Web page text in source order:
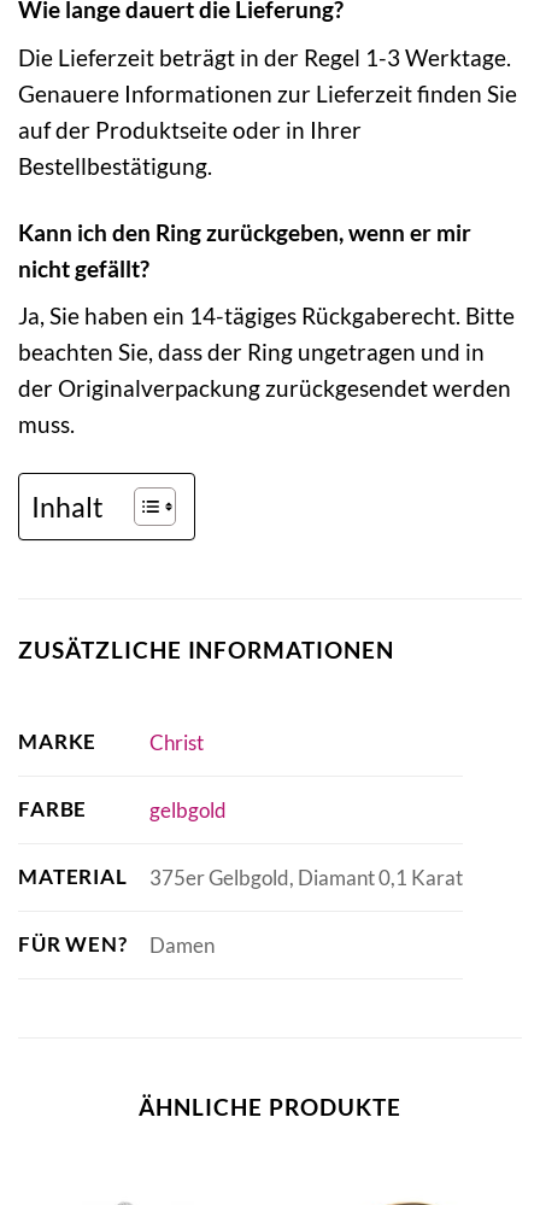
Wie lange dauert die Lieferung?
Die Lieferzeit beträgt in der Regel 1-3 Werktage.
Genauere Informationen zur Lieferzeit finden Sie
auf der Produktseite oder in Ihrer
Bestellbestätigung.
Kann ich den Ring zurückgeben, wenn er mir
nicht gefällt?
Ja, Sie haben ein 14-tägiges Rückgaberecht. Bitte
beachten Sie, dass der Ring ungetragen und in
der Originalverpackung zurückgesendet werden
muss.
Inhalt
ZUSÄTZLICHE INFORMATIONEN
MARKE Christ
FARBE gelbgold
MATERIAL 375er Gelbgold, Diamant 0,1 Karat
FÜR WEN? Damen
ÄHNLICHE PRODUKTE